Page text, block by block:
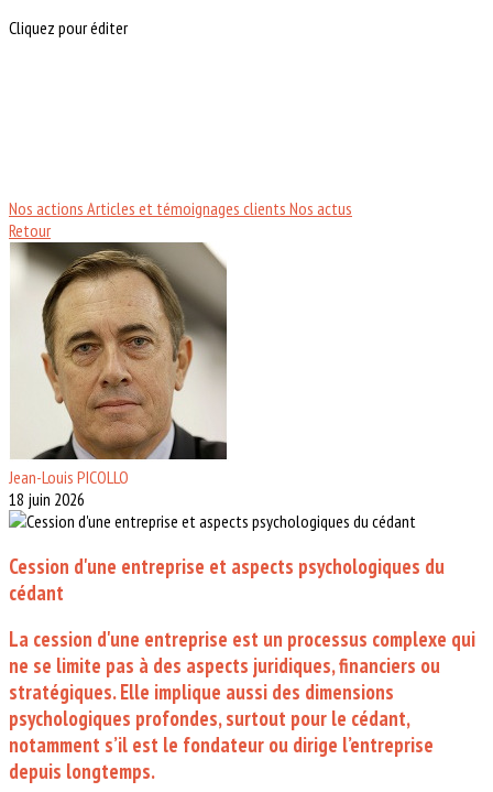
Cliquez pour éditer
Nos actions Articles et témoignages clients Nos actus
Retour
Jean-Louis PICOLLO
18 juin 2026
Cession d'une entreprise et aspects psychologiques du
cédant
La cession d'une entreprise est un processus complexe qui
ne se limite pas à des aspects juridiques, financiers ou
stratégiques. Elle implique aussi des dimensions
psychologiques profondes,surtout pour le cédant,
notamment s’il est le fondateur ou dirige l’entreprise
depuis longtemps.